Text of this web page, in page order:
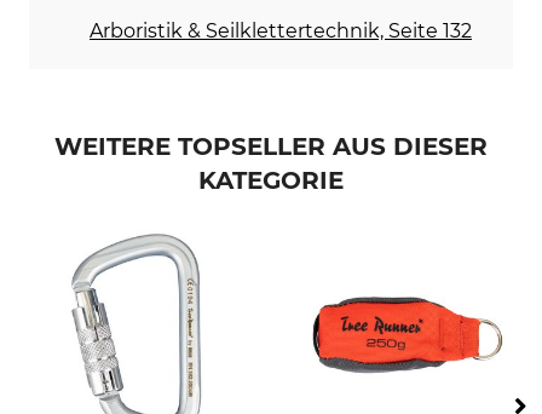
Arboristik & Seilklettertechnik, Seite 132
WEITERE TOPSELLER AUS DIESER
KATEGORIE